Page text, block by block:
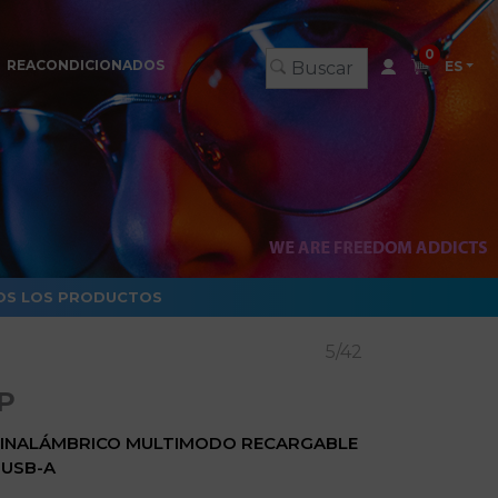
REACONDICIONADOS
0
ES
LOS PRODUCTOS
5/42
MULTIMODO RECARGABLE
A